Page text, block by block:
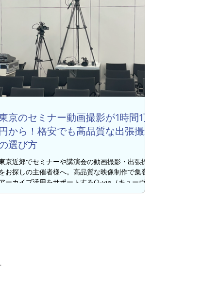
京のセミナー動画撮影が1時間1万
円から！格安でも高品質な出張撮影
選び方
京近郊でセミナーや講演会の動画撮影・出張撮影
お探しの主催者様へ。高品質な映像制作で集客や
ーカイブ活用をサポートするQ-vie（キューヴ
）が、プロに依頼するメリットや業者選びのポイ